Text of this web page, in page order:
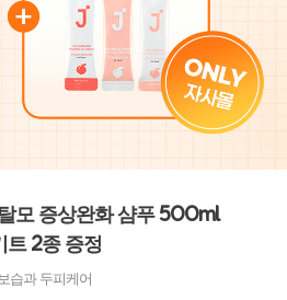
모 증상완화 샴푸 500ml
트 2종 증정
습과 두피케어